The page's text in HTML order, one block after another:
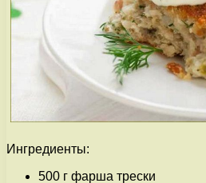
Ингредиенты:
500 г фарша трески